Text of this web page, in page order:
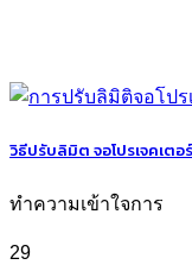
วิธีปรับลิมิต จอโปรเจคเตอร์
ทำความเข้าใจการ
29